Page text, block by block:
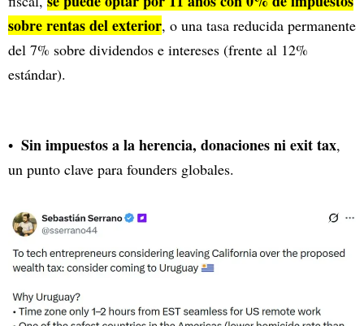
sobre rentas del exterior, o una tasa reducida permanente
del 7% sobre dividendos e intereses (frente al 12%
estándar).
Sin impuestos a la herencia, donaciones ni exit tax,
un punto clave para founders globales.